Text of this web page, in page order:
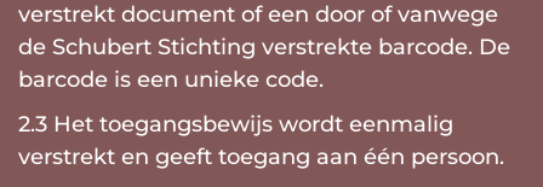
verstrekt document of een door of vanwege
de Schubert Stichting verstrekte barcode. De
barcode is een unieke code.
2.3 Het toegangsbewijs wordt eenmalig
verstrekt en geeft toegang aan één persoon.